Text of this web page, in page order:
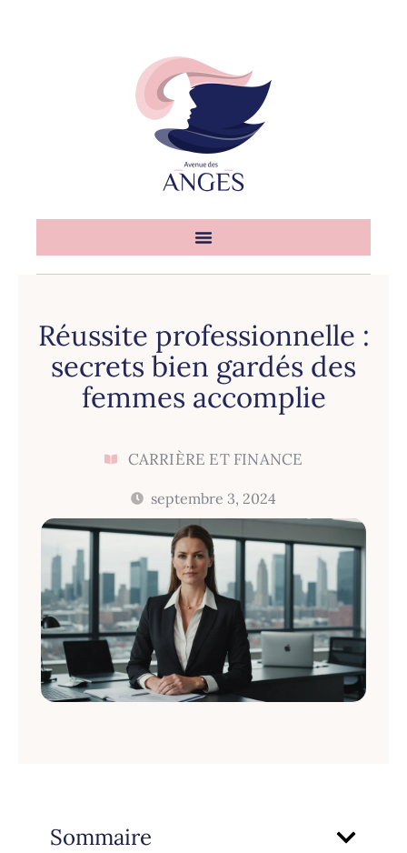
Réussite professionnelle :
secrets bien gardés des
femmes accomplie
CARRIÈRE ET FINANCE
septembre 3, 2024
Sommaire